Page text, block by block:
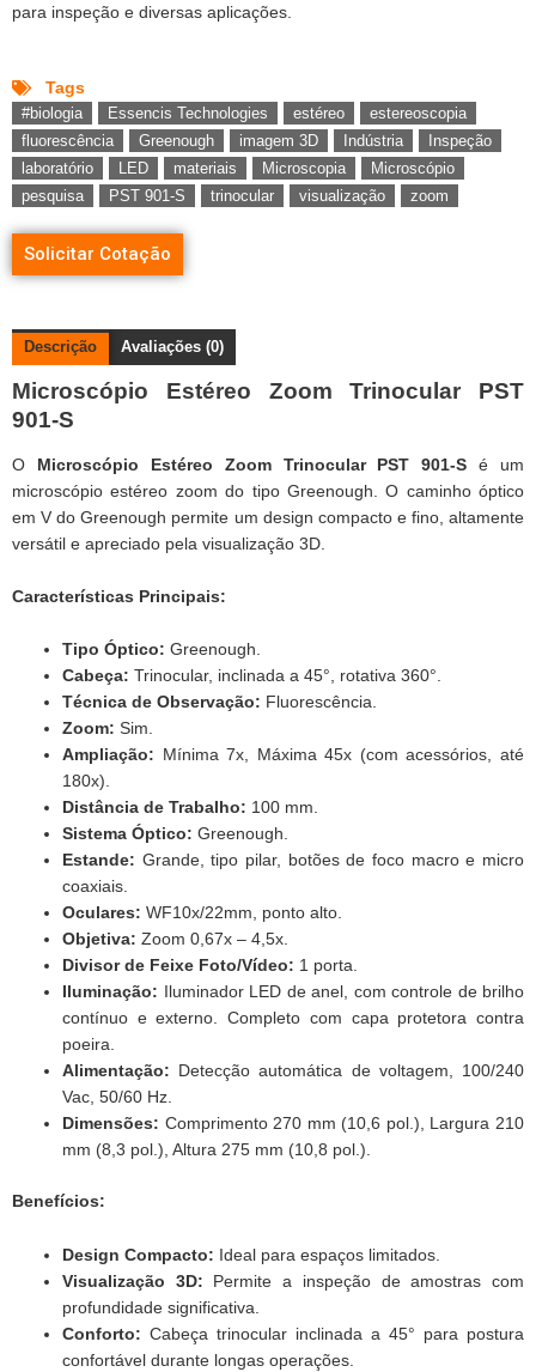
para inspeção e diversas aplicações.
Tags
#biologia Essencis Technologies estéreo
estereoscopia
fluorescência
Greenough imagem 3D Indústria
Inspeção
laboratório
LED materiais Microscopia
Microscópio
pesquisa
PST 901-S trinocular visualização zoom
Solicitar Cotação
Descrição Avaliações (0)
Microscópio Estéreo Zoom Trinocular PST
901-S
O Microscópio Estéreo Zoom Trinocular PST 901-S é um
microscópio estéreo zoom do tipo Greenough. O caminho óptico
em V do Greenough permite um design compacto e fino, altamente
versátil e apreciado pela visualização 3D.
Características Principais:
Tipo Óptico: Greenough.
Cabeça: Trinocular, inclinada a 45°, rotativa 360°.
Técnica de Observação: Fluorescência.
Zoom: Sim.
Ampliação: Mínima 7x, Máxima 45x (com acessórios, até
180x).
Distância de Trabalho: 100 mm.
Sistema Óptico: Greenough.
Estande: Grande, tipo pilar, botões de foco macro e micro
coaxiais.
Oculares: WF10x/22mm, ponto alto.
Objetiva: Zoom 0,67x – 4,5x.
Divisor de Feixe Foto/Vídeo: 1 porta.
Iluminação: Iluminador LED de anel, com controle de brilho
contínuo e externo. Completo com capa protetora contra
poeira.
Alimentação: Detecção automática de voltagem, 100/240
Vac, 50/60 Hz.
Dimensões: Comprimento 270 mm (10,6 pol.), Largura 210
mm (8,3 pol.), Altura 275 mm (10,8 pol.).
Benefícios:
Design Compacto: Ideal para espaços limitados.
Visualização 3D: Permite a inspeção de amostras com
profundidade significativa.
Conforto: Cabeça trinocular inclinada a 45° para postura
confortável durante longas operações.